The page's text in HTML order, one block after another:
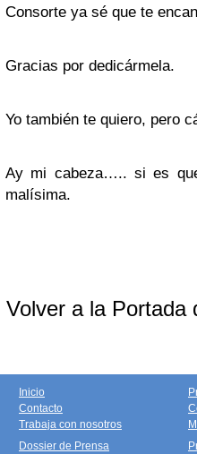
Consorte ya sé que te
Gracias por dedicármela.
Yo también te quiero, pero
Ay mi cabeza….. si es
malísima.
Volver a la Portada
Inicio
Contacto
Trabaja con nosotros
Dossier de Prensa